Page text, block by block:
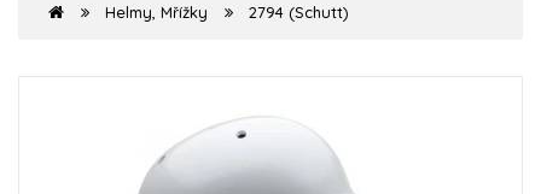
Helmy, Mřížky 2794 (Schutt)